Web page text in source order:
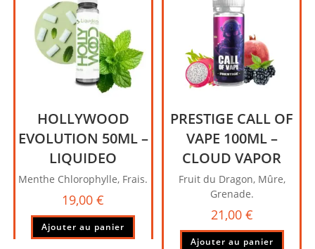
choisies
sur
HOLLYWOOD
EVOLUTION 50ML –
LIQUIDEO
Menthe Chlorophylle, Frais.
19,00€
Ajouter au panier
PRESTIGE CALL OF
VAPE 100ML –
CLOUD VAPOR
Fruit du Dragon, Mûre,
Grenade.
21,00 €
Ajouter au panier